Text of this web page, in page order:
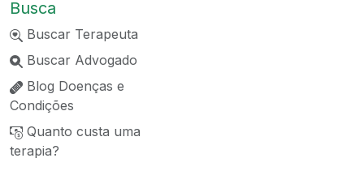
Busca
Buscar Terapeuta
Buscar Advogado
Blog Doenças e
Condições
Quanto custa uma
terapia?